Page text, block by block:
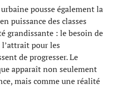
pousse également la
puissance des classes
grandissante : le besoin de
pour les
de progresser. Le
apparaît non seulement
mais comme une réalité